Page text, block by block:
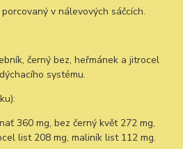
v nálevových sáčcích.
černý bez, heřmánek a jitrocel
systému.
360 mg, bez černý květ 272 mg,
list 208 mg, maliník list 112 mg.